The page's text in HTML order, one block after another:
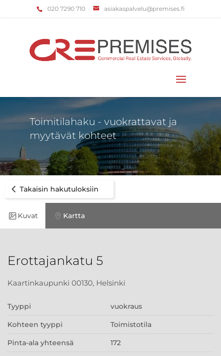
‌020 7290 710 asiakaspalvelu@premises.fi
Toimitilahaku - vuokrattavat ja
myytävät kohteet
Takaisin hakutuloksiin
Kuvat Kartta
Erottajankatu 5
Kaartinkaupunki 00130, Helsinki
Tyyppi vuokraus
Kohteen tyyppi Toimistotila
Pinta-ala yhteensä 172